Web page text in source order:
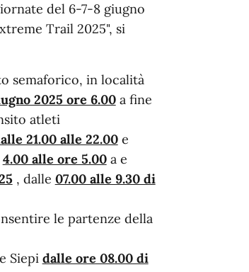
del 6-7-8 giugno
Trail 2025", si
semaforico, in località
2025 ore 6.00a fine
atleti
21.00 alle 22.00e
4.00 alle ore 5.00a e
, dalle 07.00 alle 9.30 di
le partenze della
Siepi dalle ore 08.00 di